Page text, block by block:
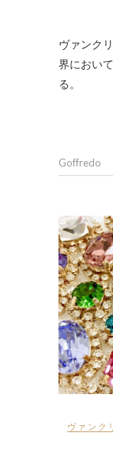
ヴァンク
界におい
る。
Goffredo
ヴァンク